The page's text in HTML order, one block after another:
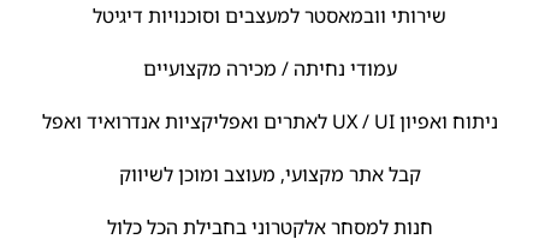
שירותי וובמאסטר למעצבים וסוכנויות דיגיטל
עמודי נחיתה / מכירה מקצועיים
ניתוח ואפיון UX / UI לאתרים ואפליקציות אנדרואיד ואפל
קבל אתר מקצועי, מעוצב ומוכן לשיווק
חנות למסחר אלקטרוני בחבילת הכל כלול